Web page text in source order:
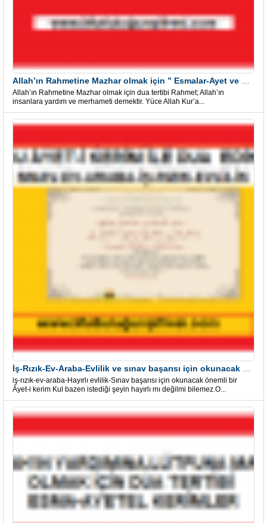
Allah’ın Rahmetine Mazhar olmak için dua tertibi Rahmet; Allah’ın
insanlara yardım ve merhameti demektir. Yüce Allah Kur’a...
iş-rızık-ev-araba-Hayırlı evlilik-Sınav başarısı için okunacak önemli bir
Âyet-i kerim Kul bazen istediği şeyin hayırlı mı değilmi bilemez.O...